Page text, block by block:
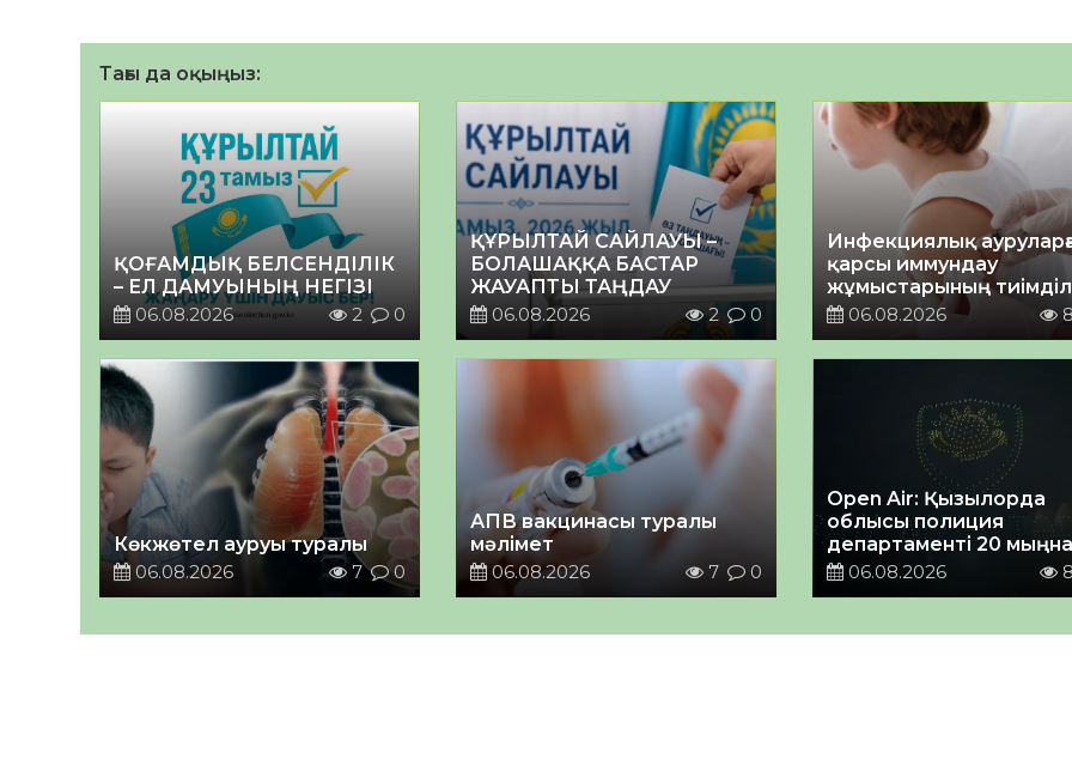
Тағы да оқыңыз:
ҚОҒАМДЫҚ БЕЛСЕНДІЛІК
– ЕЛ ДАМУЫНЫҢ НЕГІЗІ
06.08.2026
2 0
ҚҰРЫЛТАЙ САЙЛАУЫ –
БОЛАШАҚҚА БАСТАР
ЖАУАПТЫ ТАҢДАУ
06.08.2026
2 0
Инфекциялық
қарсы иммундау
жұмыстарының
06.08.2026
8
Көкжөтел ауруы туралы
06.08.2026
7 0
АПВ вакцинасы туралы
мәлімет
06.08.2026
7 0
Open Air: Қызылорда
облысы полиция
департаменті 20
астам көрерменнің
06.08.2026 8